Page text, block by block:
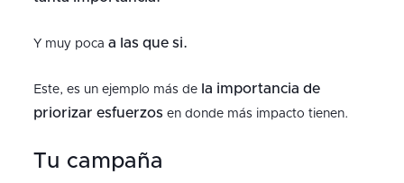
Y muy poca a las que si.
Este, es un ejemplo más dela importancia de
priorizar esfuerzos en donde más impacto tienen.
Tu campaña